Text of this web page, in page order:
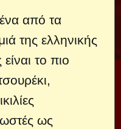
από τα
της ελληνικής
το πιο
ως